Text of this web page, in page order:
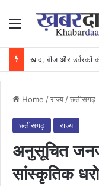
Menu
Home /राज्य /छत्तीसगढ़
छत्तीसगढ़ राज्य
अनुसूचित
सांस्कृतिक